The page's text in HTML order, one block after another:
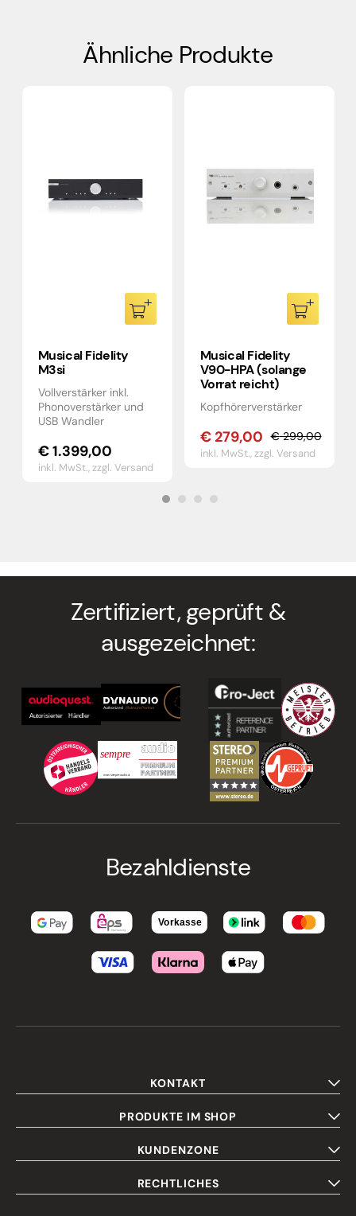
Ähnliche Produkte
Musical Fidelity
M3si
Vollverstärker inkl.
Phonoverstärker und
USB Wandler
€1.399,00
inkl. MwSt.,zzgl. Versand
Musical Fidelity
V90-HPA (solange
Vorrat reicht)
Kopfhörerverstärker
€299,00
Ursprünglicher
Preis
€ 299,00
€279,00
Aktueller
Preis
€ 279,00.
inkl. MwSt.,zzgl. Versand
Zertifiziert, geprüft &
ausgezeichnet:
Bezahldienste
KONTAKT
PRODUKTE IM SHOP
KUNDENZONE
RECHTLICHES